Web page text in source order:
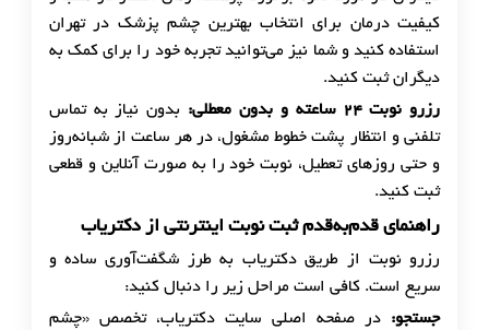
کیفیت درمان برای انتخاب بهترین چشم پزشک در تهران
استفاده کنید و شما نیز می‌توانید تجربه خود را برای کمک به
دیگران ثبت کنید.
رزرو نوبت۲۴ ساعته و بدون معطلی: بدون نیاز به تماس
تلفنی و انتظار پشت خطوط مشغول، در هر ساعت از شبانه‌روز
و حتی روزهای تعطیل، نوبت خود را به صورت آنلاین و قطعی
ثبت کنید.
راهنمای قدم‌به‌قدم ثبت نوبت اینترنتی از دکتریاب
رزرو نوبت از طریق دکتریاب به طرز شگفت‌آوری ساده و
سریع است. کافی است مراحل زیر را دنبال کنید:
جستجو: در صفحه اصلی سایت دکتریاب، تخصص «چشم